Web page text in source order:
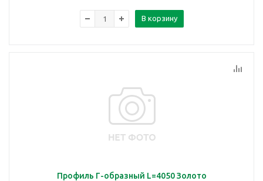
В корзину
Профиль Г-образный L=4050 Золото